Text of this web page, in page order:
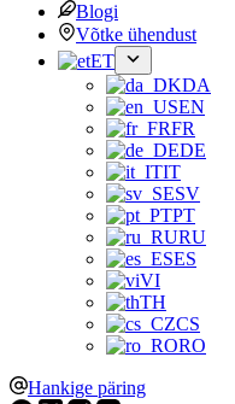
Blogi
Võtke ühendust
ET
DA
EN
FR
DE
IT
SV
PT
RU
ES
VI
TH
CS
RO
Hankige päring